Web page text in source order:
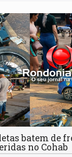
batem de
no Cohab